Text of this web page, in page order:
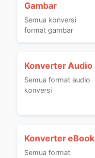
Gambar
Semua konversi
format gambar
Konverter Audio
Semua format audio
konversi
Konverter eBook
Semua format